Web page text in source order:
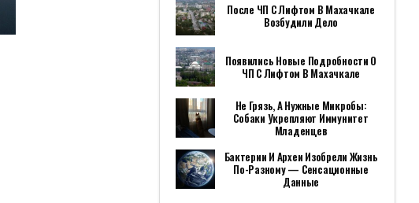
После ЧП С Лифтом В Махачкале
Возбудили Дело
Появились Новые Подробности О
ЧП С Лифтом В Махачкале
Не Грязь, А Нужные Микробы:
Собаки Укрепляют Иммунитет
Младенцев
Бактерии И Археи Изобрели Жизнь
По-Разному — Сенсационные
Данные